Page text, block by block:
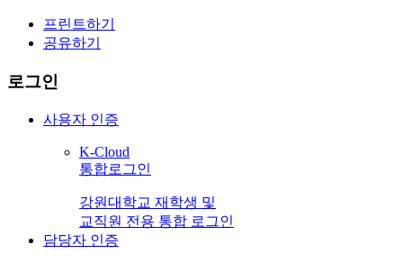
프린트하기
공유하기
로그인
사용자 인증
K-Cloud
통합로그인
강원대학교 재학생 및
교직원 전용 통합 로그인
담당자 인증